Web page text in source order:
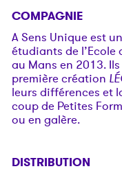
COMPAGNIE
A Sens Unique est
étudiants de
au Mans en 2013.
première création
leurs différences et
coup de Petites
ou en galère.
DISTRIBUTION